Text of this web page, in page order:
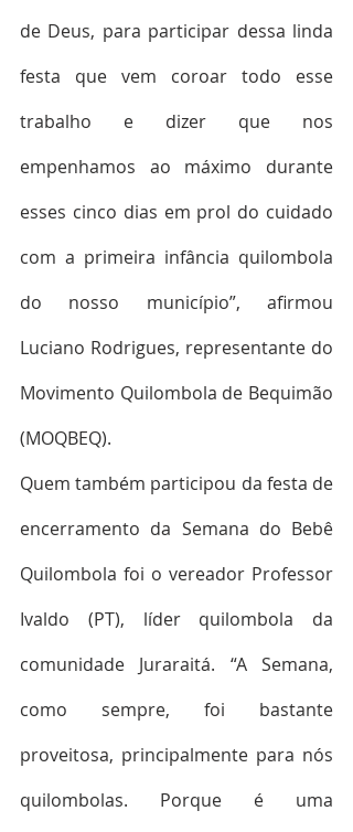
de Deus, para participar dessa linda
festa que vem coroar todo esse
trabalho e dizer que nos
empenhamos ao máximo durante
esses cinco dias em prol do cuidado
com a primeira infância quilombola
do nosso município”, afirmou
Luciano Rodrigues, representante do
Movimento Quilombola de Bequimão
(MOQBEQ).
Quem também participou da festa de
encerramento da Semana do Bebê
Quilombola foi o vereador Professor
Ivaldo (PT), líder quilombola da
comunidade Juraraitá. “A Semana,
como sempre, foi bastante
proveitosa, principalmente para nós
quilombolas. Porque é uma